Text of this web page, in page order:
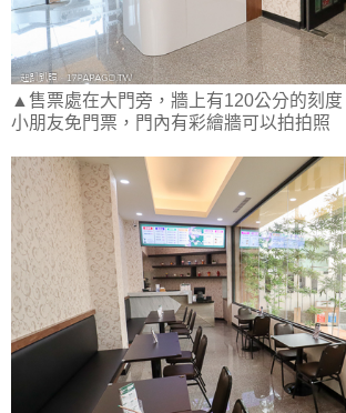
▲售票處在大門旁，牆上有120公分的刻
小朋友免門票，門內有彩繪牆可以拍拍照